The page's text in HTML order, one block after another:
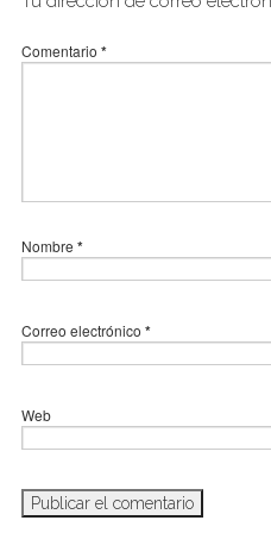
Comentario *
Nombre *
Correo electrónico *
Web